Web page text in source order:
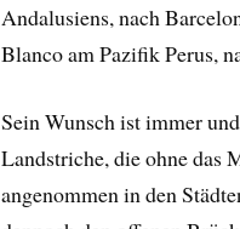
Andalusiens, nach
Blanco am Pazifik Perus,
Sein Wunsch ist immer
Landstriche, die ohne das
angenommen in den